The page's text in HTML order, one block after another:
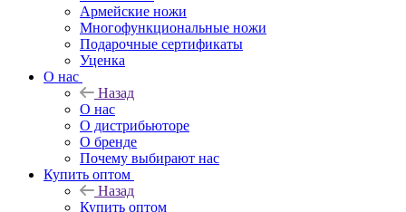
Армейские ножи
Многофункциональные ножи
Подарочные сертификаты
Уценка
О нас
Назад
О нас
О дистрибьюторе
О бренде
Почему выбирают нас
Купить оптом
Назад
Купить оптом